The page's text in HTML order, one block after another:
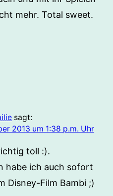
mehr. Total sweet.
sagt:
2013 um 1:38 p.m. Uhr
toll :).
habe ich auch sofort
Disney-Film Bambi ;)